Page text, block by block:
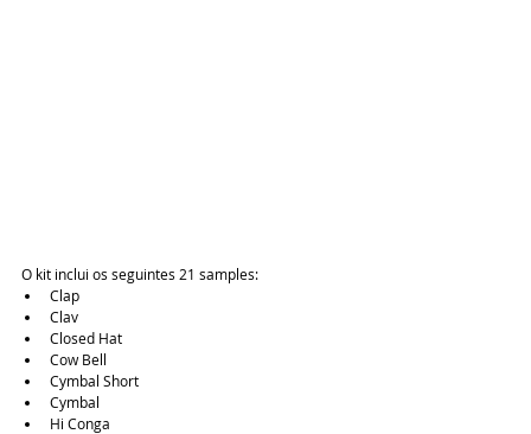
O kit inclui os seguintes 21 samples:
Clap
Clav
Closed Hat
Cow Bell
Cymbal Short
Cymbal
Hi Conga